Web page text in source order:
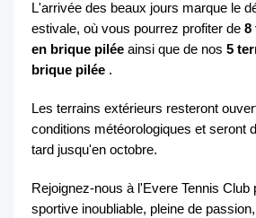
L'arrivée des beaux jours marque le
estivale, où vous pourrez profiter de 8
en brique pilée ainsi que de nos 5
brique pilée .
Les terrains extérieurs resteront
conditions météorologiques et seront
tard jusqu'en octobre.
Rejoignez-nous à l'Evere Tennis Club
sportive inoubliable, pleine de